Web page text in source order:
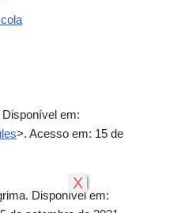
em:
>. Acesso em: 15 de
Disponível em:
X